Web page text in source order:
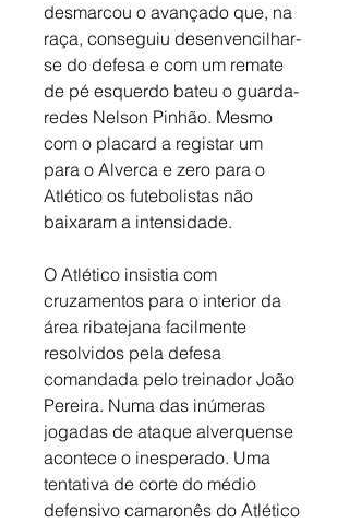
desmarcou o avançado que, na
raça, conseguiu desenvencilhar-
se do defesa e com um remate
de pé esquerdo bateu o guarda-
redes Nelson Pinhão. Mesmo
com o placard a registar um
para o Alverca e zero para o
Atlético os futebolistas não
baixaram a intensidade.
O Atlético insistia com
cruzamentos para o interior da
área ribatejana facilmente
resolvidos pela defesa
comandada pelo treinador João
Pereira. Numa das inúmeras
jogadas de ataque alverquense
acontece o inesperado. Uma
tentativa de corte do médio
defensivo camaronês do Atlético